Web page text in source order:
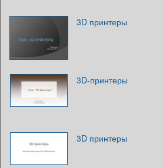
3D принтеры
3D-принтеры
3D принтеры